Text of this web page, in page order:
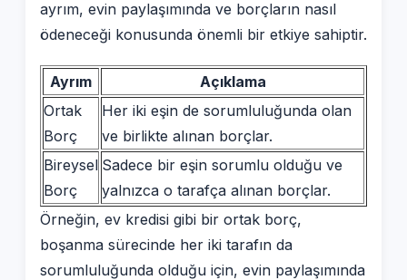
ayrım, evin paylaşımında ve borçların nasıl
ödeneceği konusunda önemli bir etkiye sahiptir.
Ayrım
Açıklama
Ortak
Borç
Her iki eşin de sorumluluğunda olan
ve birlikte alınan borçlar.
Bireysel
Borç
Sadece bir eşin sorumlu olduğu ve
yalnızca o tarafça alınan borçlar.
Örneğin, ev kredisi gibi bir ortak borç,
boşanma sürecinde her iki tarafın da
sorumluluğunda olduğu için, evin paylaşımında